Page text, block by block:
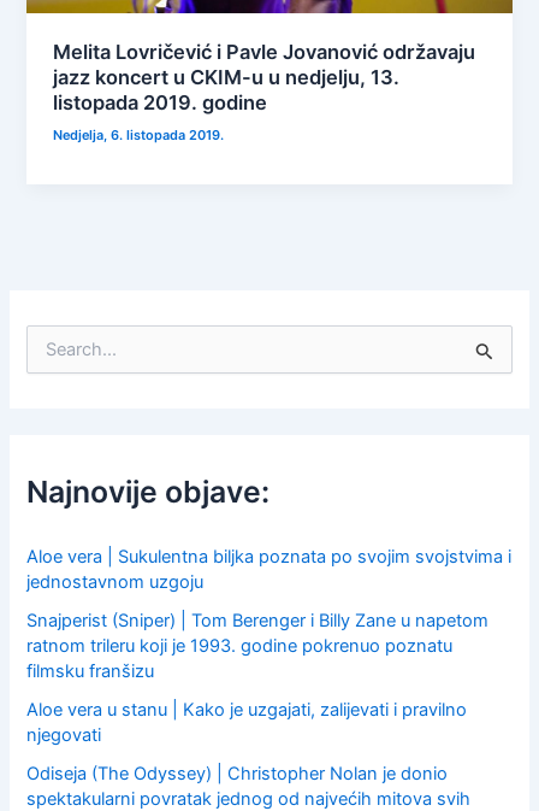
Melita Lovričević i Pavle Jovanović održavaju
jazz koncert u CKIM-u u nedjelju, 13.
listopada 2019. godine
Nedjelja, 6. listopada 2019.
f
o
:
Najnovije objave:
Aloe vera | Sukulentna biljka poznata po svojim svojstvima i
jednostavnom uzgoju
Snajperist (Sniper) | Tom Berenger i Billy Zane u napetom
ratnom trileru koji je 1993. godine pokrenuo poznatu
filmsku franšizu
Aloe vera u stanu | Kako je uzgajati, zalijevati i pravilno
njegovati
Odiseja (The Odyssey) | Christopher Nolan je donio
spektakularni povratak jednog od najvećih mitova svih